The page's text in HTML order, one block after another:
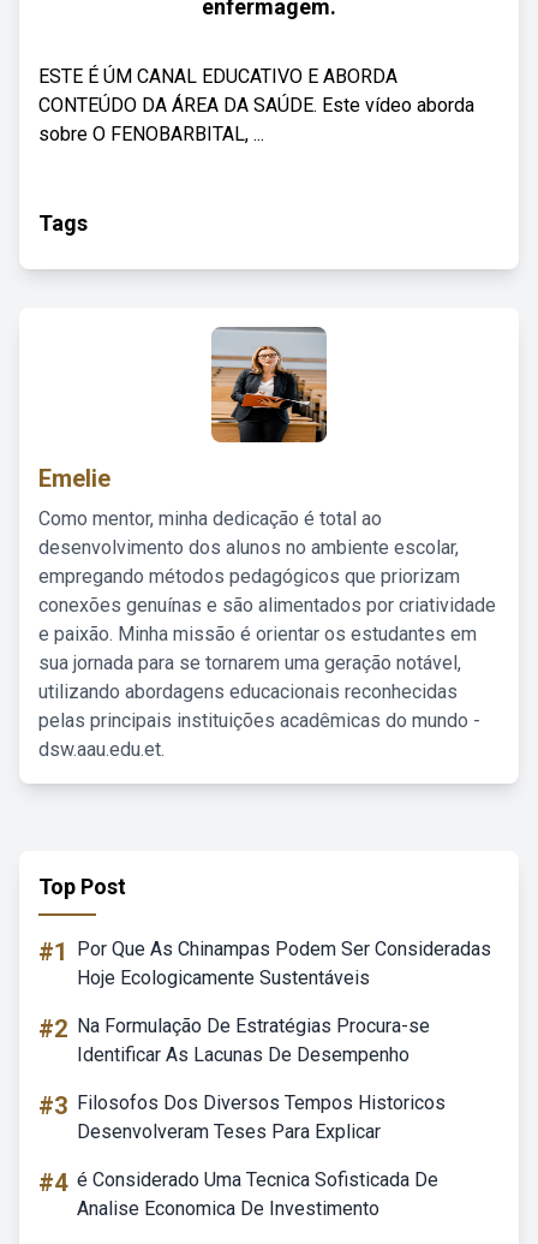
enfermagem.
ESTE É ÚM CANAL EDUCATIVO E ABORDA
CONTEÚDO DA ÁREA DA SAÚDE. Este vídeo aborda
sobre O FENOBARBITAL, ...
Tags
Emelie
Como mentor, minha dedicação é total ao
desenvolvimento dos alunos no ambiente escolar,
empregando métodos pedagógicos que priorizam
conexões genuínas e são alimentados por criatividade
e paixão. Minha missão é orientar os estudantes em
sua jornada para se tornarem uma geração notável,
utilizando abordagens educacionais reconhecidas
pelas principais instituições acadêmicas do mundo -
dsw.aau.edu.et.
Top Post
#1
Por Que As Chinampas Podem Ser Consideradas
Hoje Ecologicamente Sustentáveis
#2 Na Formulação De Estratégias Procura-se
Identificar As Lacunas De Desempenho
#3 Filosofos Dos Diversos Tempos Historicos
Desenvolveram Teses Para Explicar
#4 é Considerado Uma Tecnica Sofisticada De
Analise Economica De Investimento